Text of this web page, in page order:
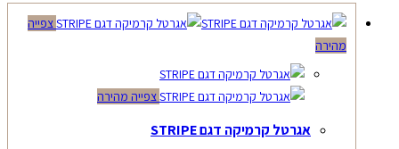
צפייה
מהירה
צפייה מהירה
אגרטל קרמיקה דגם STRIPE